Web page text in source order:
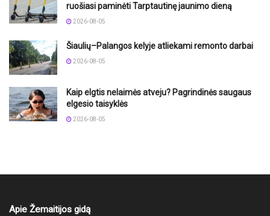
ruošiasi paminėti Tarptautinę jaunimo dieną
2026-08-05
Šiaulių–Palangos kelyje atliekami remonto darbai
2026-08-05
Kaip elgtis nelaimės atveju? Pagrindinės saugaus
elgesio taisyklės
2026-08-05
Apie Žemaitijos gidą